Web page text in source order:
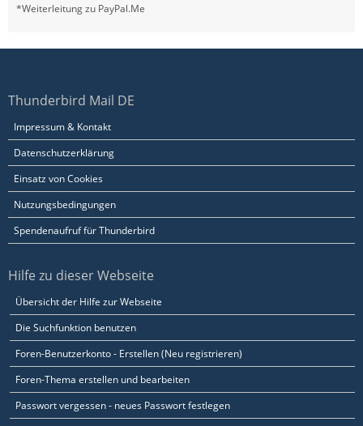
*Weiterleitung zu PayPal.Me
Thunderbird Mail DE
Impressum & Kontakt
Datenschutzerklärung
Einsatz von Cookies
Nutzungsbedingungen
Spendenaufruf für Thunderbird
Hilfe zu dieser Webseite
Übersicht der Hilfe zur Webseite
Die Suchfunktion benutzen
Foren-Benutzerkonto - Erstellen (Neu registrieren)
Foren-Thema erstellen und bearbeiten
Passwort vergessen - neues Passwort festlegen